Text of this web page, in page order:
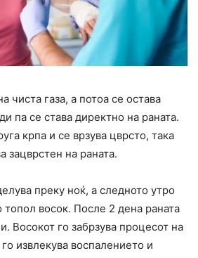
чиста газа, а потоа се остава
па се става директно на раната.
крпа и се врзува цврсто, така
зацврстен на раната.
преку ноќ, а следното утро
топол восок. После 2 дена раната
Восокот го забрзува процесот на
извлекува воспалението и